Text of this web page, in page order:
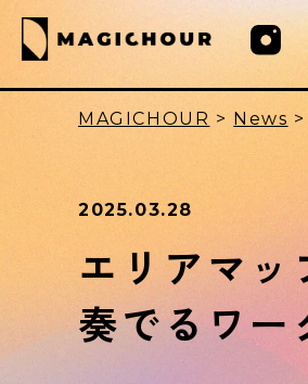
MAGICHOUR > News >
2025.03.28
エリアマ
奏でるワー